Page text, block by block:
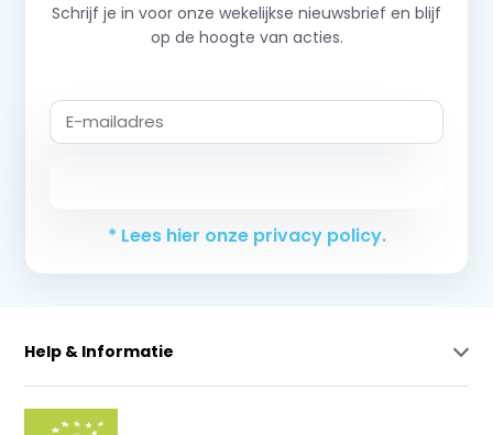
Schrijf je in voor onze wekelijkse nieuwsbrief en blijf
op de hoogte van acties.
* Lees hier onze privacy policy.
Help & Informatie